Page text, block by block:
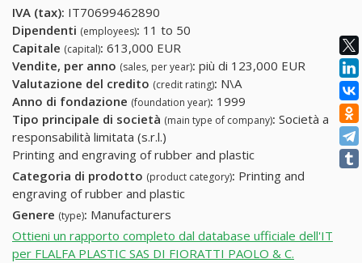
IVA (tax): IT70699462890
Dipendenti (employees): 11 to 50
Capitale (capital): 613,000 EUR
Vendite, per anno (sales, per year): più di 123,000 EUR
Valutazione del credito (credit rating): N\A
Anno di fondazione (foundation year): 1999
Tipo principale di società (main type of company): Società a
responsabilità limitata (s.r.l.)
Printing and engraving of rubber and plastic
Categoria di prodotto (product category): Printing and
engraving of rubber and plastic
Genere (type): Manufacturers
Ottieni un rapporto completo dal database ufficiale dell'IT
per FLALFA PLASTIC SAS DI FIORATTI PAOLO & C.